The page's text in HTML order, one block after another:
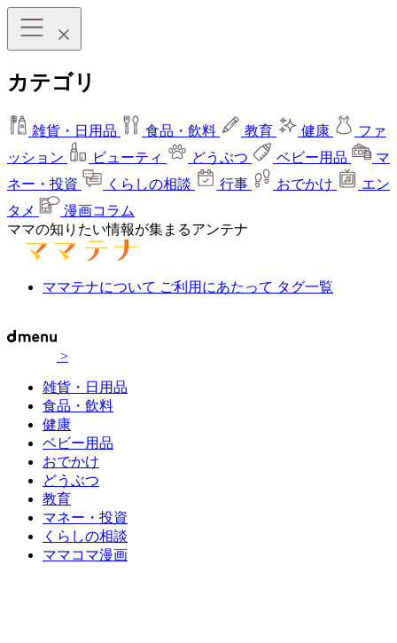
カテゴリ
雑貨・日用品 食品・飲料 教育 健康
ファ
ッション
ビューティ どうぶつ ベビー用品
マ
ネー・投資
くらしの相談 行事 おでかけ
エン
タメ
漫画コラム
ママの知りたい情報が集まるアンテナ
ママテナについて ご利用にあたって タグ一覧
>
雑貨・日用品
食品・飲料
健康
ベビー用品
おでかけ
どうぶつ
教育
マネー・投資
くらしの相談
ママコマ漫画